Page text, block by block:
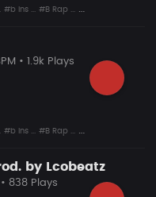
#b Ins ... #B Rap ... #Shit ...
• 1.9k Plays
#b Ins ... #B Rap ... #Shit ...
by Lcobeatz
• 838 Plays